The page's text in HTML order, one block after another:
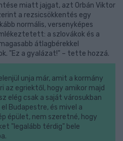
miatt jajgat, azt Orbán Viktor
a rezsicsökkentés egy
normális, versenyképes
a szlovákok és a
átlagbérekkel
"Ez a gyalázat!" – tette hozzá.
unja már, amit a kormány
az egriektől, hogy amikor majd
elég csak a saját városukban
Budapestre, és mivel a
épület, nem szeretné, hogy
"legalább térdig" bele